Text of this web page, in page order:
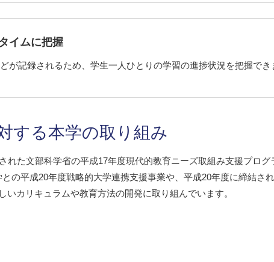
イムに把握
が記録されるため、学生一人ひとりの学習の進捗状況を把握でき
する本学の取り組み
れた文部科学省の平成17年度現代的教育ニーズ取組み支援プロ
の平成20年度戦略的大学連携支援事業や、平成20年度に締結さ
いカリキュラムや教育方法の開発に取り組んでいます。